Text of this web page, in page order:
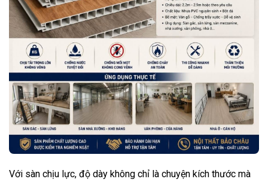
Với sàn chịu lực, độ dày không chỉ là chuyện kích thước mà